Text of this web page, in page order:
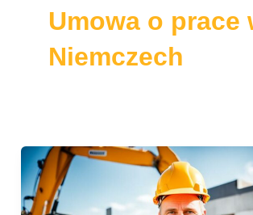
Umowa o prace
Niemczech
Zarobki
Pracownika
Budowlanego